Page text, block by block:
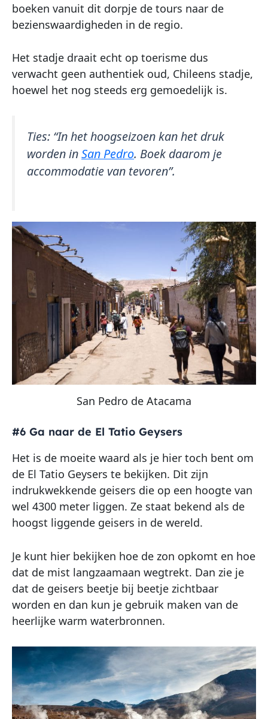
boeken vanuit dit dorpje de tours naar de
bezienswaardigheden in de regio.
Het stadje draait echt op toerisme dus
verwacht geen authentiek oud, Chileens stadje,
hoewel het nog steeds erg gemoedelijk is.
Ties: “In het hoogseizoen kan het druk
worden inSan Pedro. Boek daarom je
accommodatie van tevoren”.
San Pedro de Atacama
#6 Ga naar de El Tatio Geysers
Het is de moeite waard als je hier toch bent om
de El Tatio Geysers te bekijken. Dit zijn
indrukwekkende geisers die op een hoogte van
wel 4300 meter liggen. Ze staat bekend als de
hoogst liggende geisers in de wereld.
Je kunt hier bekijken hoe de zon opkomt en hoe
dat de mist langzaamaan wegtrekt. Dan zie je
dat de geisers beetje bij beetje zichtbaar
worden en dan kun je gebruik maken van de
heerlijke warm waterbronnen.